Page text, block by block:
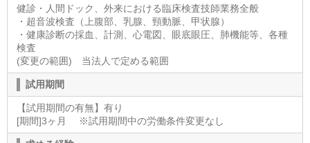
健診・人間ドック、外来における臨床検査技師業務全般
・超音波検査（上腹部、乳腺、頸動脈、甲状腺）
・健康診断の採血、計測、心電図、眼底眼圧、肺機能等、各種
検査
(変更の範囲) 当法人で定める範囲
試用期間
【試用期間の有無】有り
[期間]3ヶ月 ※試用期間中の労働条件変更なし